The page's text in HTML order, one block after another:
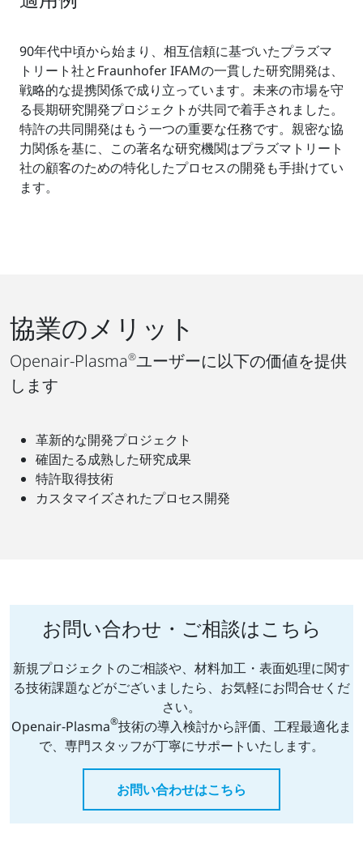
90年代中頃から始まり、相互信頼に基づいたプラズマ
トリート社とFraunhofer IFAMの一貫した研究開発は、
戦略的な提携関係で成り立っています。未来の市場を守
る長期研究開発プロジェクトが共同で着手されました。
特許の共同開発はもう一つの重要な任務です。親密な協
力関係を基に、この著名な研究機関はプラズマトリート
社の顧客のための特化したプロセスの開発も手掛けてい
ます。
協業のメリット
Openair-Plasma®ユーザーに以下の価値を提供
します
革新的な開発プロジェクト
確固たる成熟した研究成果
特許取得技術
カスタマイズされたプロセス開発
お問い合わせ・ご相談はこちら
新規プロジェクトのご相談や、材料加工・表面処理に関す
る技術課題などがございましたら、お気軽にお問合せくだ
さい。
Openair-Plasma®技術の導入検討から評価、工程最適化ま
で、専門スタッフが丁寧にサポートいたします。
お問い合わせはこちら